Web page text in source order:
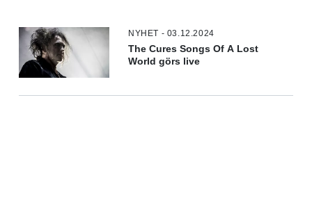
NYHET - 03.12.2024
The Cures Songs Of A Lost
World görs live